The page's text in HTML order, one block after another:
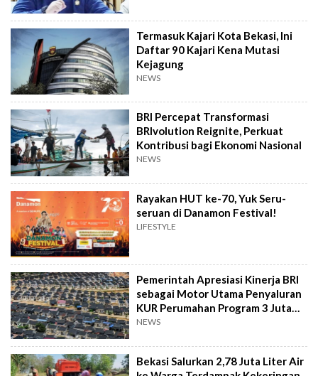
Termasuk Kajari Kota Bekasi, Ini
Daftar 90 Kajari Kena Mutasi
Kejagung
NEWS
BRI Percepat Transformasi
BRIvolution Reignite, Perkuat
Kontribusi bagi Ekonomi Nasional
NEWS
Rayakan HUT ke-70, Yuk Seru-
seruan di Danamon Festival!
LIFESTYLE
Pemerintah Apresiasi Kinerja BRI
sebagai Motor Utama Penyaluran
KUR Perumahan Program 3 Juta
Rumah
NEWS
Bekasi Salurkan 2,78 Juta Liter Air